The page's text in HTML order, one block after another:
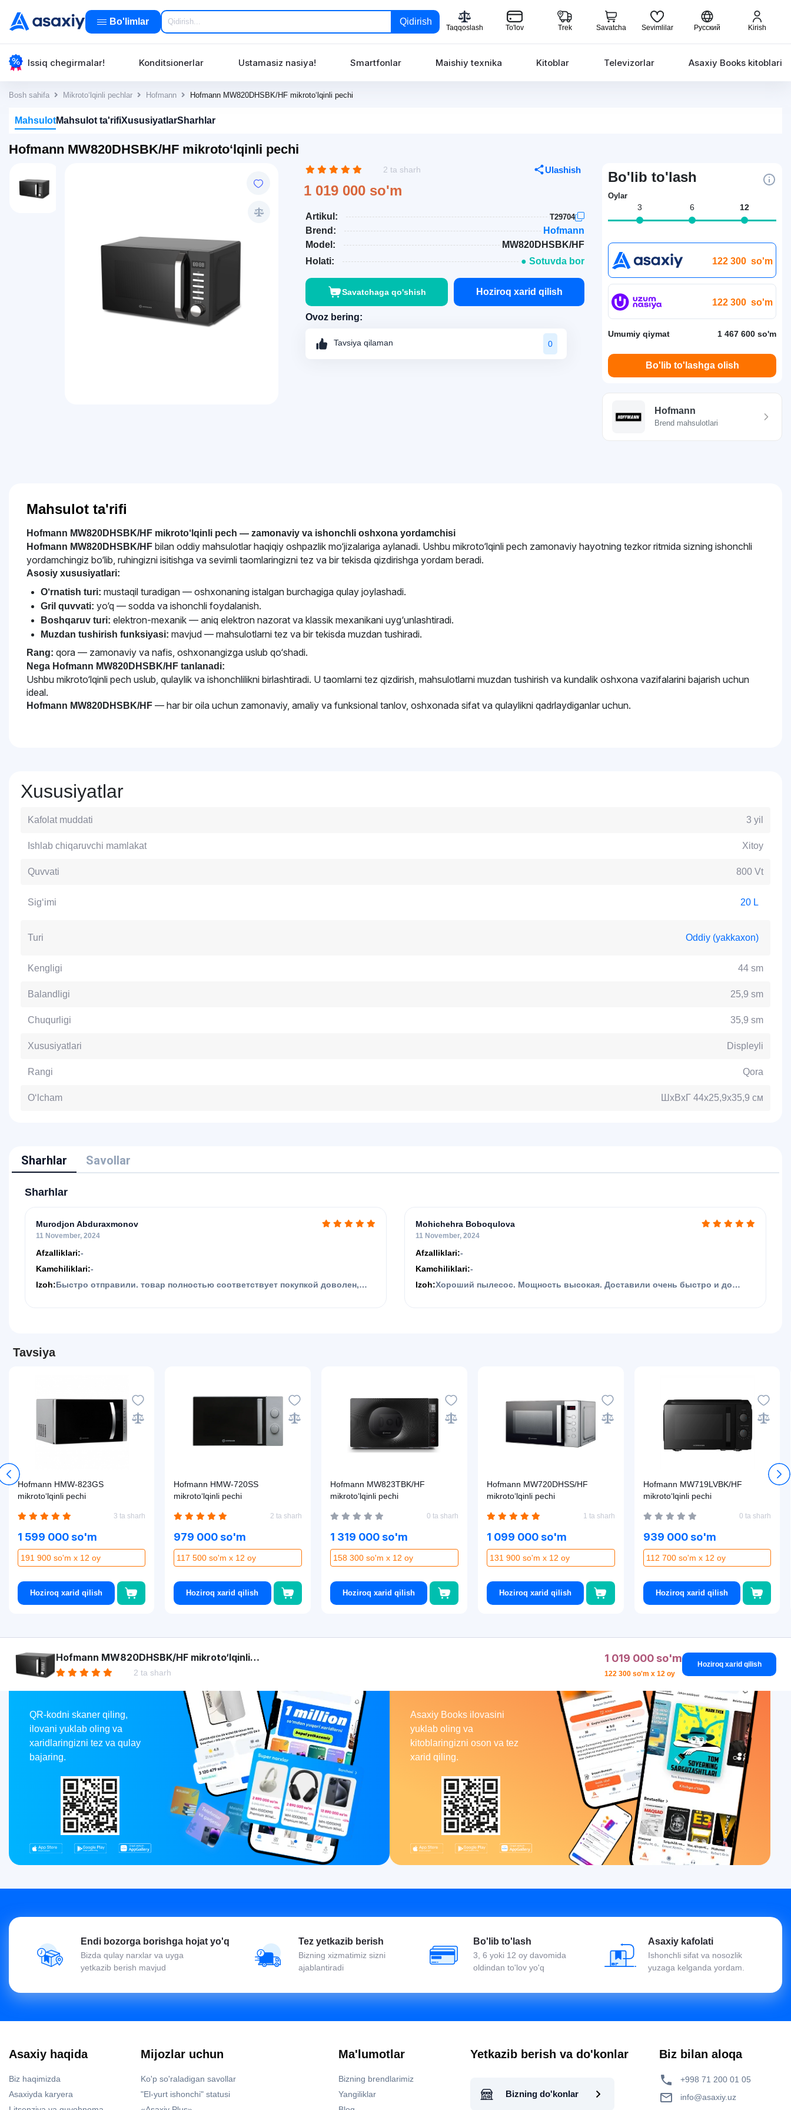
Bo'limlar Qidirish
Taqqoslash To'lov Trek Savatcha Sevimlilar Русский Kirish
Issiq chegirmalar! Konditsionerlar Ustamasiz nasiya! Smartfonlar Maishiy texnika Kitoblar Televizorlar Asaxiy Books kitoblari
Bosh sahifa Mikroto‘lqinli pechlar Hofmann Hofmann MW820DHSBK/HF mikroto‘lqinli pechi
MahsulotMahsulot ta'rifiXususiyatlarSharhlar
Hofmann MW820DHSBK/HF mikroto‘lqinli pechi
2 ta sharh Ulashish
1 019 000 so'm
Artikul: T29704
Brend:
Hofmann
Model:
MW820DHSBK/HF
Holati:
● Sotuvda bor
Savatchaga qo'shish Hoziroq xarid qilish
Ovoz bering:
Tavsiya qilaman 0
Bo'lib to'lash
Oylar
3 6 12
122 300 so'm
122 300 so'm
Umumiy qiymat 1 467 600 so'm
Bo'lib to'lashga olish
Hofmann
Brend mahsulotlari
Mahsulot ta'rifi
Hofmann MW820DHSBK/HF mikroto‘lqinli pech — zamonaviy va ishonchli oshxona yordamchisi
Hofmann MW820DHSBK/HF bilan oddiy mahsulotlar haqiqiy oshpazlik mo‘jizalariga aylanadi. Ushbu mikroto‘lqinli pech zamonaviy hayotning tezkor ritmida sizning ishonchli
yordamchingiz bo‘lib, ruhingizni isitishga va sevimli taomlaringizni tez va bir tekisda qizdirishga yordam beradi.
Asosiy xususiyatlari:
O‘rnatish turi: mustaqil turadigan — oshxonaning istalgan burchagiga qulay joylashadi.
Gril quvvati: yo‘q — sodda va ishonchli foydalanish.
Boshqaruv turi: elektron-mexanik — aniq elektron nazorat va klassik mexanikani uyg‘unlashtiradi.
Muzdan tushirish funksiyasi: mavjud — mahsulotlarni tez va bir tekisda muzdan tushiradi.
Rang: qora — zamonaviy va nafis, oshxonangizga uslub qo‘shadi.
Nega Hofmann MW820DHSBK/HF tanlanadi:
Ushbu mikroto‘lqinli pech uslub, qulaylik va ishonchlilikni birlashtiradi. U taomlarni tez qizdirish, mahsulotlarni muzdan tushirish va kundalik oshxona vazifalarini bajarish uchun
ideal.
Hofmann MW820DHSBK/HF — har bir oila uchun zamonaviy, amaliy va funksional tanlov, oshxonada sifat va qulaylikni qadrlaydiganlar uchun.
Xususiyatlar
Kafolat muddati 3 yil
Ishlab chiqaruvchi mamlakat Xitoy
Quvvati 800 Vt
Sig‘imi 20 L
Turi Oddiy (yakkaxon)
Kengligi 44 sm
Balandligi 25,9 sm
Chuqurligi 35,9 sm
Xususiyatlari Displeyli
Rangi Qora
O‘lcham ШхВхГ 44х25,9х35,9 см
Sharhlar Savollar
Sharhlar
Murodjon Abduraxmonov
11 November, 2024
Afzalliklari:-
Kamchiliklari:-
Izoh:Быстро отправили. товар полностью соответствует покупкой доволен,
Mohichehra Boboqulova
11 November, 2024
Afzalliklari:-
Kamchiliklari:-
Izoh:Хороший пылесос. Мощность высокая. Доставили очень быстро и до
Tavsiya
Hofmann HMW-823GS
mikroto‘lqinli pechi
3 ta sharh
1 599 000 so'm
191 900 so'm x 12 oy
Hoziroq xarid qilish
Hofmann HMW-720SS
mikroto‘lqinli pechi
2 ta sharh
979 000 so'm
117 500 so'm x 12 oy
Hoziroq xarid qilish
Hofmann MW823TBK/HF
mikroto‘lqinli pechi
0 ta sharh
1 319 000 so'm
158 300 so'm x 12 oy
Hoziroq xarid qilish
Hofmann MW720DHSS/HF
mikroto‘lqinli pechi
1 ta sharh
1 099 000 so'm
131 900 so'm x 12 oy
Hoziroq xarid qilish
Hofmann MW719LVBK/HF
mikroto‘lqinli pechi
0 ta sharh
939 000 so'm
112 700 so'm x 12 oy
Hoziroq xarid qilish
Hofmann MW820DHSBK/HF mikroto‘lqinli
pechi
2 ta sharh
1 019 000 so'm
122 300 so'm x 12 oy
Hoziroq xarid qilish
Asaxiy
Market
QR-kodni skaner qiling,
ilovani yuklab oling va
xaridlaringizni tez va qulay
bajaring.
Asaxiy Books ilovasini
yuklab oling va
kitoblaringizni oson va tez
xarid qiling.
Endi bozorga borishga hojat yo'q
Bizda qulay narxlar va uyga
yetkazib berish mavjud
Tez yetkazib berish
Bizning xizmatimiz sizni
ajablantiradi
Bo'lib to'lash
3, 6 yoki 12 oy davomida
oldindan to'lov yo'q
Asaxiy kafolati
Ishonchli sifat va nosozlik
yuzaga kelganda yordam.
Asaxiy haqida
Biz haqimizda
Asaxiyda karyera
Mijozlar uchun
Ko'p so'raladigan savollar
"El-yurt ishonchi" statusi
Ma'lumotlar
Bizning brendlarimiz
Yangiliklar
Yetkazib berish va do'konlar
Bizning do'konlar
Biz bilan aloqa
+998 71 200 01 05
info@asaxiy.uz